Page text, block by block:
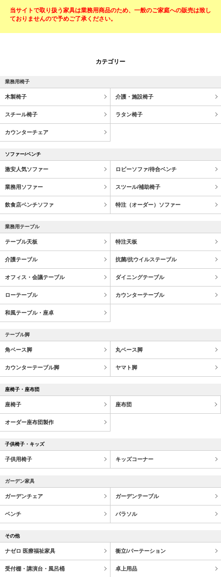
当サイトで取り扱う家具は業務用商品のため、一般のご家庭への販売は致し
ておりませんので予めご了承ください。
カテゴリー
業務用椅子
木製椅子 介護・施設椅子
スチール椅子 ラタン椅子
カウンターチェア
ソファー/ベンチ
激安人気ソファー ロビーソファ/待合ベンチ
業務用ソファー スツール/補助椅子
飲食店ベンチソファ 特注（オーダー）ソファー
業務用テーブル
テーブル天板 特注天板
介護テーブル 抗菌/抗ウイルステーブル
オフィス・会議テーブル ダイニングテーブル
ローテーブル カウンターテーブル
和風テーブル・座卓
テーブル脚
角ベース脚 丸ベース脚
カウンターテーブル脚 ヤマト脚
座椅子・座布団
座椅子 座布団
オーダー座布団製作
子供椅子・キッズ
子供用椅子 キッズコーナー
ガーデン家具
ガーデンチェア ガーデンテーブル
ベンチ パラソル
その他
ナゼロ 医療福祉家具 衝立/パーテーション
受付棚・講演台・風呂桶 卓上用品